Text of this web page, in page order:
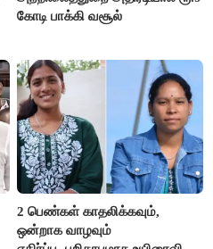
கோடி பாக்கி வசூல்
2 பெண்கள் காதலிக்கவும்,
ஒன்றாக வாழவும்